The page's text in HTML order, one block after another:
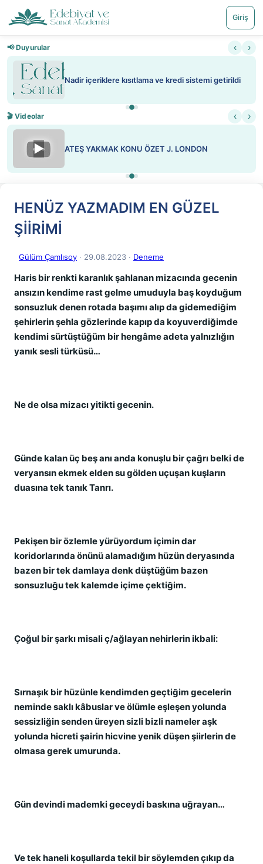
Giriş
📢 Duyurular ‹ ›
Nadir içeriklere kısıtlama ve kredi sistemi getirildi
🎬 Videolar ‹ ›
▶ ATEŞ YAKMAK KONU ÖZET J. LONDON
HENÜZ YAZMADIM EN GÜZEL
ŞİİRİMİ
Gülüm Çamlısoy · 29.08.2023 · Deneme
Haris bir renkti karanlık şahlanan mizacında gecenin
ansızın kendime rast gelme umuduyla baş koyduğum
sonsuzluk denen rotada başımı alıp da gidemediğim
şehirlerin şehla gözlerinde kapıp da koyuverdiğimde
kendimi sürtüştüğüm bir hengâme adeta yalnızlığın
yanık sesli türküsü…
Ne de olsa mizacı yitikti gecenin.
Günde kalan üç beş anı anda konuşlu bir çağrı belki de
veryansın ekmek elden su gölden uçuşan kuşların
duasına tek tanık Tanrı.
Pekişen bir özlemle yürüyordum içimin dar
koridorlarında önünü alamadığım hüzün deryasında
bazen bir tek damlaya denk düştüğüm bazen
sonsuzluğu tek kalemde içime çektiğim.
Çoğul bir şarkı misali ç/ağlayan nehirlerin ikbali:
Sırnaşık bir hüzünle kendimden geçtiğim gecelerin
neminde saklı kâbuslar ve ölümle eşleşen yolunda
sessizliğin senden üreyen sizli bizli nameler aşk
yolunda hicreti şairin hicvine yenik düşen şiirlerin de
olmasa gerek umurunda.
Gün devindi mademki geceydi baskına uğrayan…
Ve tek haneli koşullarda tekil bir söylemden çıkıp da